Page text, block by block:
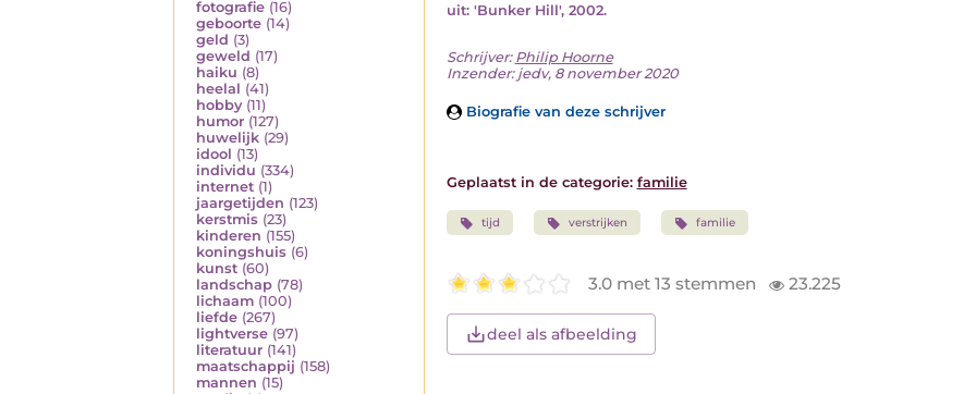
fotografie (16)
geboorte (14)
geld (3)
geweld (17)
haiku (8)
heelal (41)
hobby (11)
humor (127)
huwelijk (29)
idool (13)
individu (334)
internet (1)
jaargetijden (123)
kerstmis (23)
kinderen (155)
koningshuis (6)
kunst (60)
landschap (78)
lichaam (100)
liefde (267)
lightverse (97)
literatuur (141)
maatschappij (158)
mannen (15)
uit: 'Bunker Hill', 2002.
Schrijver: Philip Hoorne
Inzender: jedv, 8 november 2020
Biografie van deze schrijver
Geplaatst in de categorie: familie
tijd verstrijken familie
3.0 met 13 stemmen 23.225
deel als afbeelding